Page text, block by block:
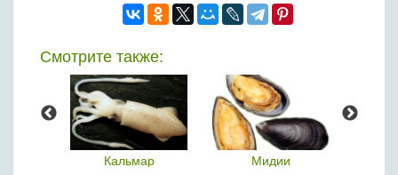
Смотрите также:
Кальмар Мидии